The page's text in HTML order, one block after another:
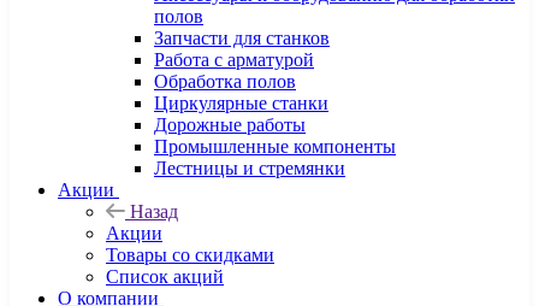
полов
Запчасти для станков
Работа с арматурой
Обработка полов
Циркулярные станки
Дорожные работы
Промышленные компоненты
Лестницы и стремянки
Акции
Назад
Акции
Товары со скидками
Список акций
О компании